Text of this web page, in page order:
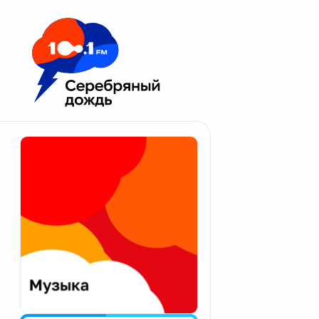
Москва 100.1 FM
Апатиты
Екатеринбург
Калининград
Калуга